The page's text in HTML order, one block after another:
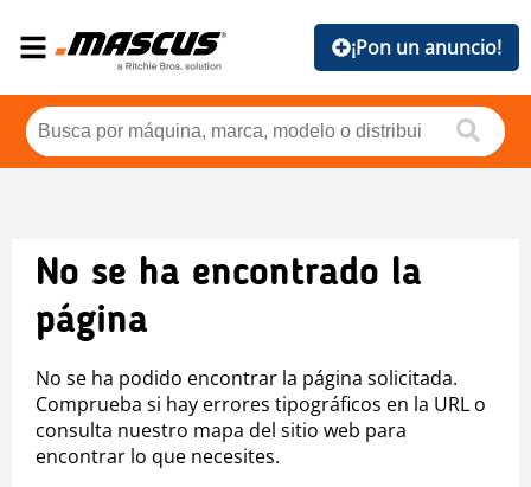
¡Pon un anuncio!
No se ha encontrado la
página
No se ha podido encontrar la página solicitada.
Comprueba si hay errores tipográficos en la URL o
consulta nuestro mapa del sitio web para
encontrar lo que necesites.